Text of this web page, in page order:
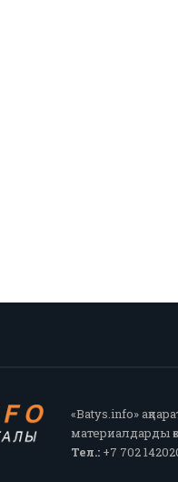
«Batys.info»
материалдарды
Тел.:+7 702